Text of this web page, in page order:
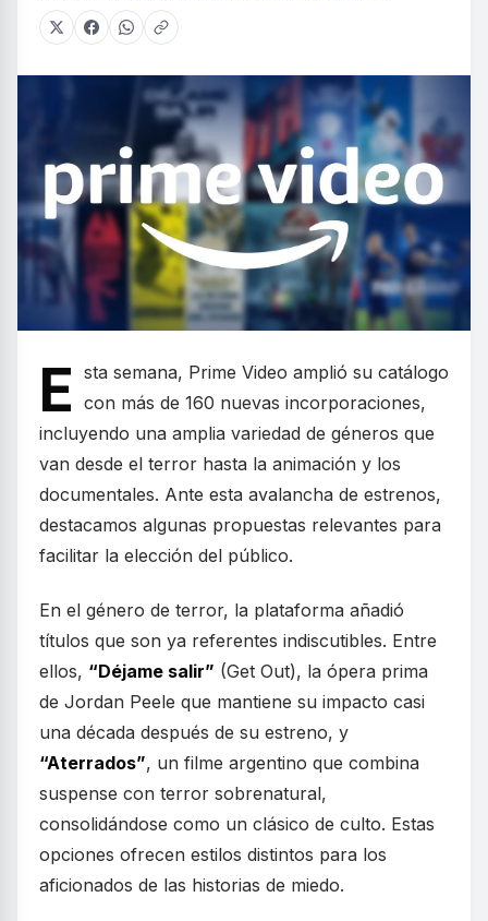
E sta semana, Prime Video amplió su catálogo
con más de 160 nuevas incorporaciones,
incluyendo una amplia variedad de géneros que
van desde el terror hasta la animación y los
documentales. Ante esta avalancha de estrenos,
destacamos algunas propuestas relevantes para
facilitar la elección del público.
En el género de terror, la plataforma añadió
títulos que son ya referentes indiscutibles. Entre
ellos, “Déjame salir” (Get Out), la ópera prima
de Jordan Peele que mantiene su impacto casi
una década después de su estreno, y
“Aterrados”, un filme argentino que combina
suspense con terror sobrenatural,
consolidándose como un clásico de culto. Estas
opciones ofrecen estilos distintos para los
aficionados de las historias de miedo.